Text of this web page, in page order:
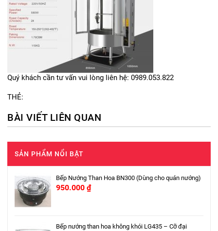
Quý khách cần tư vấn vui lòng liên hệ: 0989.053.822
THẺ:
BÀI VIẾT LIÊN QUAN
SẢN PHẨM NỔI BẬT
Bếp Nướng Than Hoa BN300 (Dùng cho quán nướng)
950.000 ₫
Bếp nướng than hoa không khói LG435 – Cỡ đại